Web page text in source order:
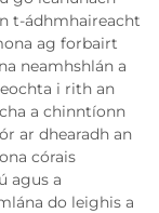
t-ádhmhaireacht
ag forbairt
neamhshlán a
i rith an
a chinntíonn
ar dhearadh an
córais
agus a
do leighis a